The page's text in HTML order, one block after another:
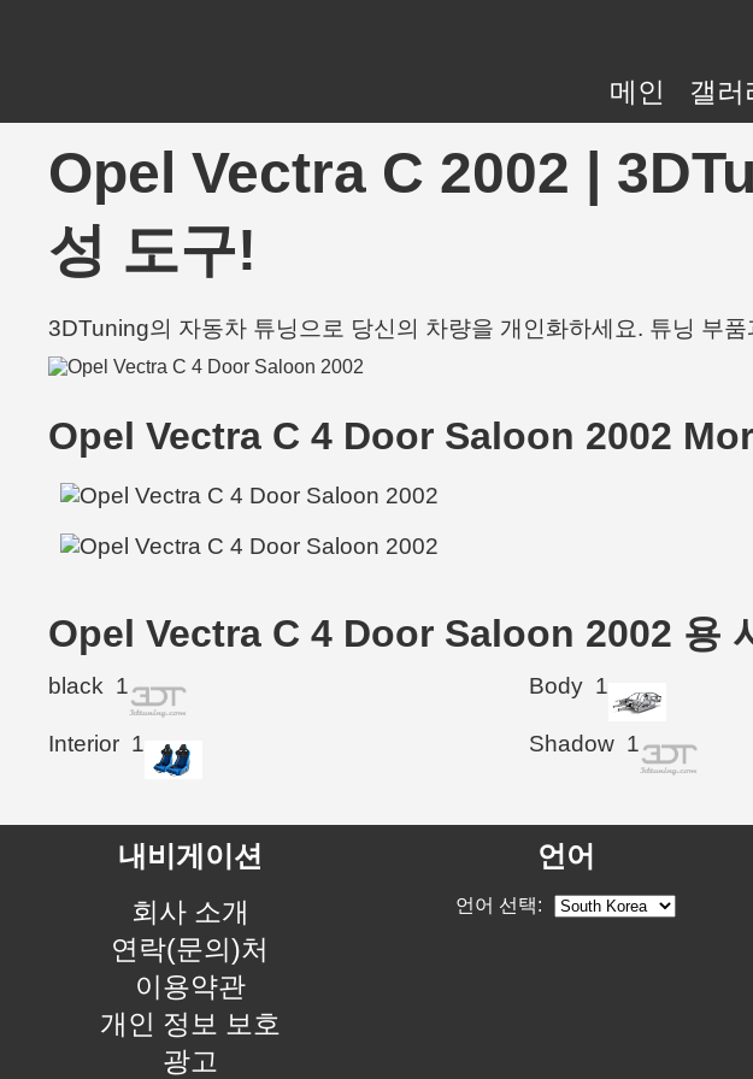
메인 갤러
Opel Vectra C 2002 |
성 도구!
3DTuning의 자동차 튜닝으로 당신의 차량을 개인화하세요. 튜닝 부
Opel Vectra C 4 Door Saloon 2002
Opel Vectra C 4 Door Saloon 2002 용
black 1 Body 1
Interior 1 Shadow 1
내비게이션
회사 소개
연락(문의)처
이용약관
개인 정보 보호
광고
언어
언어 선택: